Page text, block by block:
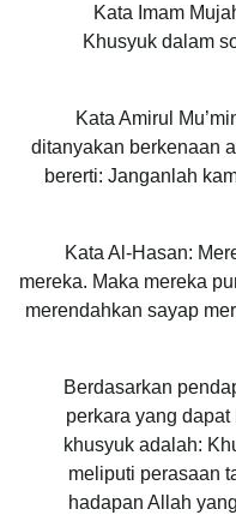
Kata Imam
Khusyuk dalam
Kata Amirul
ditanyakan berkenaan
bererti: Janganlah
Kata Al-Hasan:
mereka. Maka mereka
merendahkan sayap
Berdasarkan
perkara yang
khusyuk adalah:
meliputi perasaan
hadapan Allah